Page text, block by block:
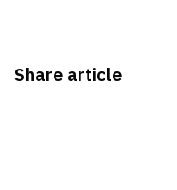
Share article